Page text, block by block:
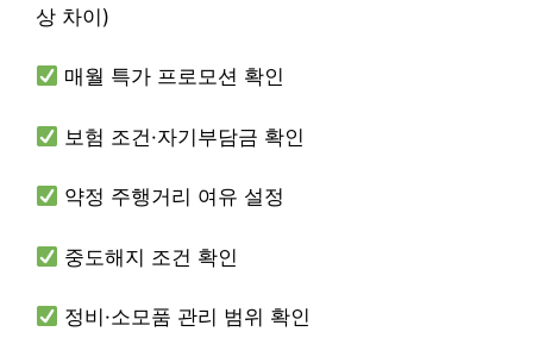
상 차이)
매월 특가 프로모션 확인
보험 조건·자기부담금 확인
약정 주행거리 여유 설정
중도해지 조건 확인
정비·소모품 관리 범위 확인